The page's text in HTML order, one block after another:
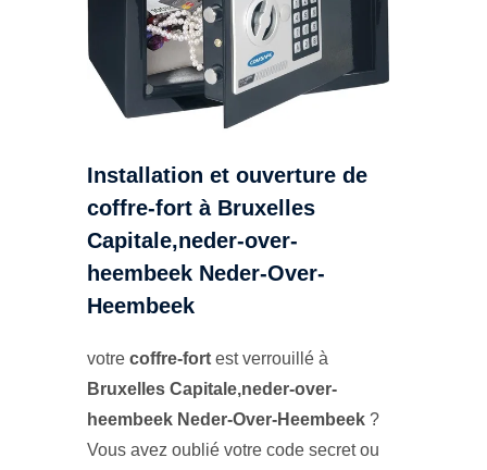
Installation et ouverture de
coffre-fort à Bruxelles
Capitale,neder-over-
heembeek Neder-Over-
Heembeek
votre coffre-fort est verrouillé à
Bruxelles Capitale,neder-over-
heembeek Neder-Over-Heembeek ?
Vous avez oublié votre code secret ou